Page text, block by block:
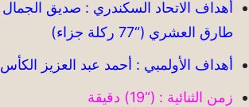
طارق العشري (“77 ركلة جزاء)
أهداف الأولمبي : أحمد عبد العزيز الكأس
زمن الثنائية : (“19) دقيقة